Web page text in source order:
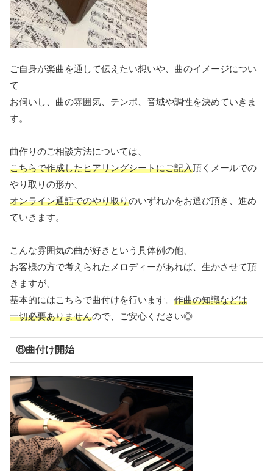
ご自身が楽曲を通して伝えたい想いや、曲のイメージについ
て
お伺いし、曲の雰囲気、テンポ、音域や調性を決めていきま
す。
曲作りのご相談方法については、
こちらで作成したヒアリングシートにご記入頂くメールでの
やり取りの形か、
オンライン通話でのやり取りのいずれかをお選び頂き、進め
ていきます。
こんな雰囲気の曲が好きという具体例の他、
お客様の方で考えられたメロディーがあれば、生かさせて頂
きますが、
基本的にはこちらで曲付けを行います。 作曲の知識などは
一切必要ありませんので、ご安心ください◎
⑥曲付け開始